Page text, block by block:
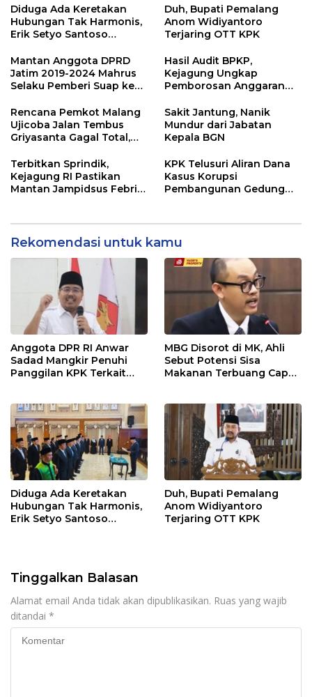
Pemprov Jatim
Diduga Ada Keretakan
Hubungan Tak Harmonis,
Erik Setyo Santoso
Sekda Kota Malang
Duh, Bupati Pemalang
Anom Widiyantoro
Terjaring OTT KPK
Mantan Anggota DPRD
Jatim 2019-2024 Mahrus
Selaku Pemberi Suap ke
Ditahan KPK
Hasil Audit BPKP,
Kejagung Ungkap
Pemborosan Anggaran
Rencana Pemkot Malang
Ujicoba Jalan Tembus
Griyasanta Gagal Total,
Sakit Jantung, Nanik
Mundur dari Jabatan
Kepala BGN
Terbitkan Sprindik,
Kejagung RI Pastikan
Mantan Jampidsus Febri
Korupsi dan TPPU
KPK Telusuri Aliran Dana
Kasus Korupsi
Pembangunan Gedung
Rekomendasi untuk kamu
Anggota DPR RI Anwar
Sadad Mangkir Penuhi
Panggilan KPK Terkait
MBG Disorot di MK, Ahli
Sebut Potensi Sisa
Makanan Terbuang Capai
Diduga Ada Keretakan
Hubungan Tak Harmonis,
Erik Setyo Santoso
Duh, Bupati Pemalang
Anom Widiyantoro
Terjaring OTT KPK
Tinggalkan Balasan
Alamat email Anda tidak akan dipublikasikan. Ruas yang wajib
ditandai *